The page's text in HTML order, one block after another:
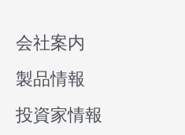
会社案内
製品情報
投資家情報